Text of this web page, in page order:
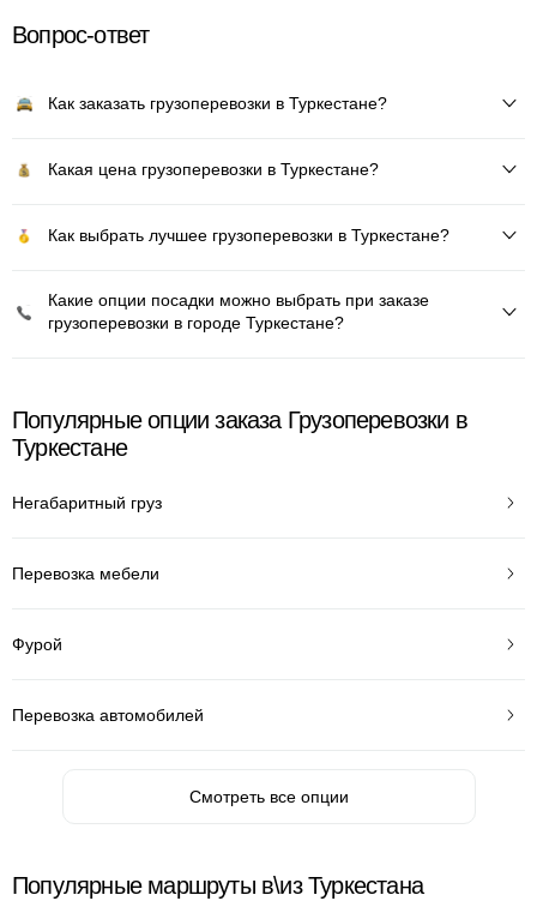
Вопрос-ответ
Как заказать грузоперевозки в Туркестане?
Какая цена грузоперевозки в Туркестане?
Как выбрать лучшее грузоперевозки в Туркестане?
Какие опции посадки можно выбрать при заказе
грузоперевозки в городе Туркестане?
Популярные опции заказа Грузоперевозки в
Туркестане
Негабаритный груз
Перевозка мебели
Фурой
Перевозка автомобилей
Смотреть все опции
Популярные маршруты в\из Туркестана